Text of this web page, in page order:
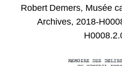
Robert Demers, Musée
Archives, 2018-